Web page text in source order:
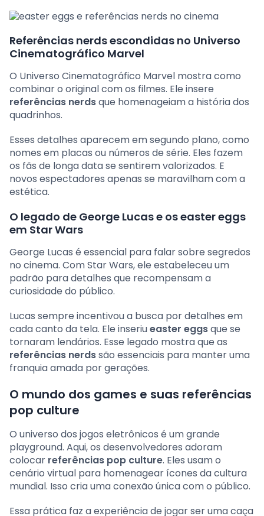
Referências nerds escondidas no Universo
Cinematográfico Marvel
O Universo Cinematográfico Marvel mostra como
combinar o original com os filmes. Ele insere
referências nerdsque homenageiam a história dos
quadrinhos.
Esses detalhes aparecem em segundo plano, como
nomes em placas ou números de série. Eles fazem
os fãs de longa data se sentirem valorizados. E
novos espectadores apenas se maravilham com a
estética.
O legado de George Lucas e os easter eggs
em Star Wars
George Lucas é essencial para falar sobre segredos
no cinema. Com Star Wars, ele estabeleceu um
padrão para detalhes que recompensam a
curiosidade do público.
Lucas sempre incentivou a busca por detalhes em
cada canto da tela. Ele inseriueaster eggsque se
tornaram lendários. Esse legado mostra que as
referências nerdssão essenciais para manter uma
franquia amada por gerações.
O mundo dos games e suas referências
pop culture
O universo dos jogos eletrônicos é um grande
playground. Aqui, os desenvolvedores adoram
colocar referências pop culture. Eles usam o
cenário virtual para homenagear ícones da cultura
mundial. Isso cria uma conexão única com o público.
Essa prática faz a experiência de jogar ser uma caça